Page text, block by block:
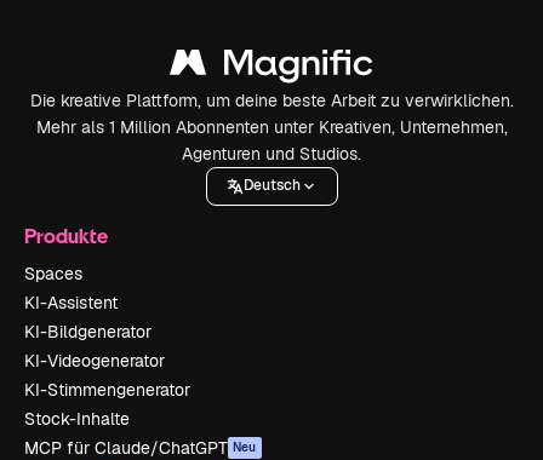
Die kreative Plattform, um deine beste Arbeit zu verwirklichen.
Mehr als 1 Million Abonnenten unter Kreativen, Unternehmen,
Agenturen und Studios.
Deutsch
Produkte
Spaces
KI-Assistent
KI-Bildgenerator
KI-Videogenerator
KI-Stimmengenerator
Stock-Inhalte
MCP für Claude/ChatGPT Neu